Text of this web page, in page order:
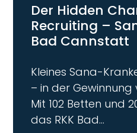
Der Hidden
Recruiting –
Bad Cannstatt
Kleines Sana-
– in der
Mit 102 Betten und
das RKK Bad